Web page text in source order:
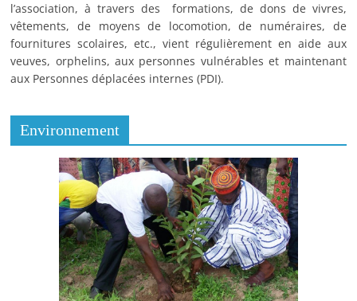
l’association, à travers des formations, de dons de vivres,
vêtements, de moyens de locomotion, de numéraires, de
fournitures scolaires, etc., vient régulièrement en aide aux
veuves, orphelins, aux personnes vulnérables et maintenant
aux Personnes déplacées internes (PDI).
Environnement